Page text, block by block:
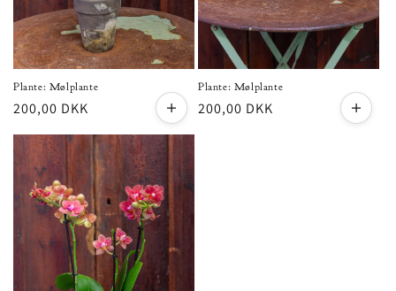
Plante: Mølplante
Normalpris
200,00 DKK Læg i indkøbskurv
Plante: Mølplante
Normalpris
200,00 DKK Læg i